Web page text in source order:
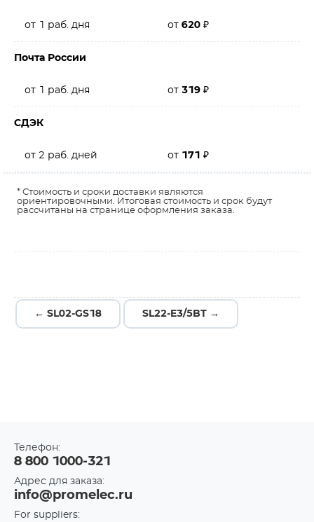
от 1 раб. дня от 620 ₽
Почта России
от 1 раб. дня от 319 ₽
СДЭК
от 2 раб. дней от 171 ₽
* Стоимость и сроки доставки являются
ориентировочными. Итоговая стоимость и срок будут
рассчитаны на странице оформления заказа.
← SL02-GS18 SL22-E3/5BT →
Телефон:
8 800 1000-321
Адрес для заказа:
info@promelec.ru
For suppliers: